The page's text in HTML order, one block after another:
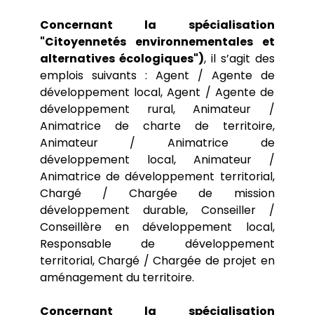
Concernant la spécialisation
"Citoyennetés environnementales et
alternatives écologiques"), il s’agit des
emplois suivants : Agent / Agente de
développement local, Agent / Agente de
développement rural, Animateur /
Animatrice de charte de territoire,
Animateur / Animatrice de
développement local, Animateur /
Animatrice de développement territorial,
Chargé / Chargée de mission
développement durable, Conseiller /
Conseillère en développement local,
Responsable de développement
territorial, Chargé / Chargée de projet en
aménagement du territoire.
Concernant la spécialisation